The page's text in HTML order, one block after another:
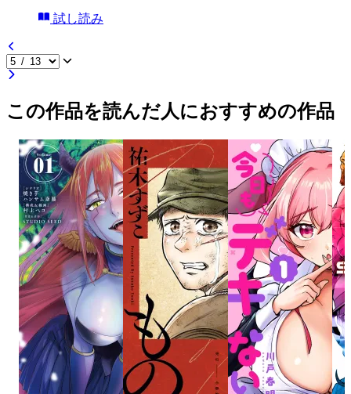
試し読み
この作品を読んだ人におすすめの作品